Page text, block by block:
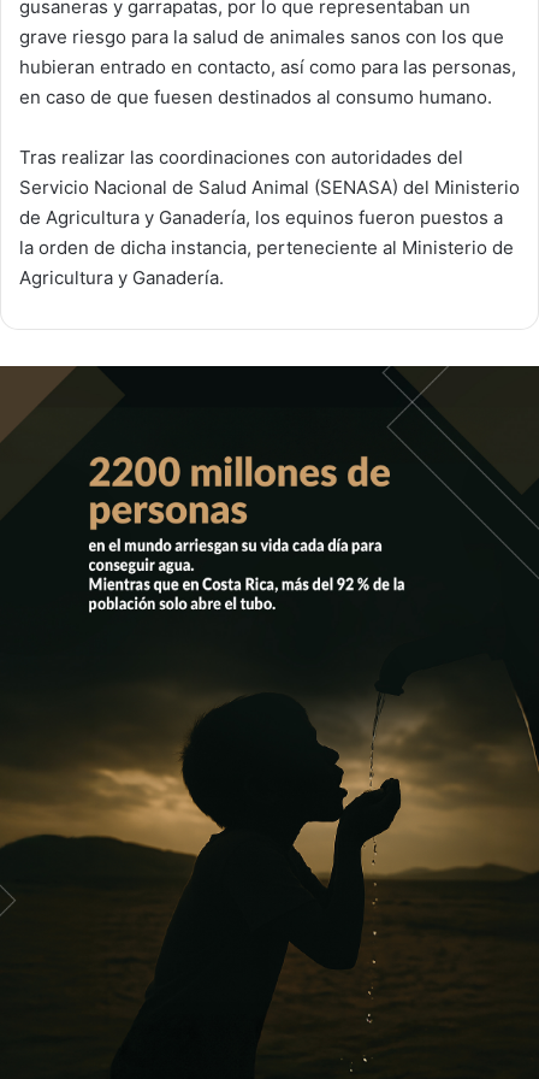
gusaneras y garrapatas, por lo que representaban un
grave riesgo para la salud de animales sanos con los que
hubieran entrado en contacto, así como para las personas,
en caso de que fuesen destinados al consumo humano.
Tras realizar las coordinaciones con autoridades del
Servicio Nacional de Salud Animal (SENASA) del Ministerio
de Agricultura y Ganadería, los equinos fueron puestos a
la orden de dicha instancia, perteneciente al Ministerio de
Agricultura y Ganadería.